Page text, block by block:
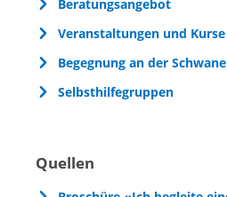
Beratungsangebot
Veranstaltungen und Kurse
Begegnung an der
Selbsthilfegruppen
Quellen